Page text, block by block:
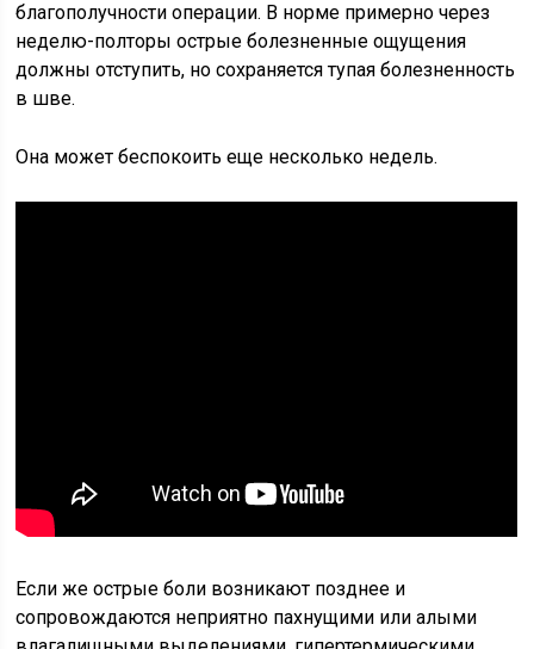
благополучности операции. В норме примерно через
неделю-полторы острые болезненные ощущения
должны отступить, но сохраняется тупая болезненность
в шве.
Она может беспокоить еще несколько недель.
Если же острые боли возникают позднее и
сопровождаются неприятно пахнущими или алыми